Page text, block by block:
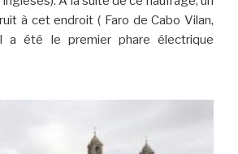
à cet endroit ( Faro de Cabo Vilan,
a été le premier phare électrique